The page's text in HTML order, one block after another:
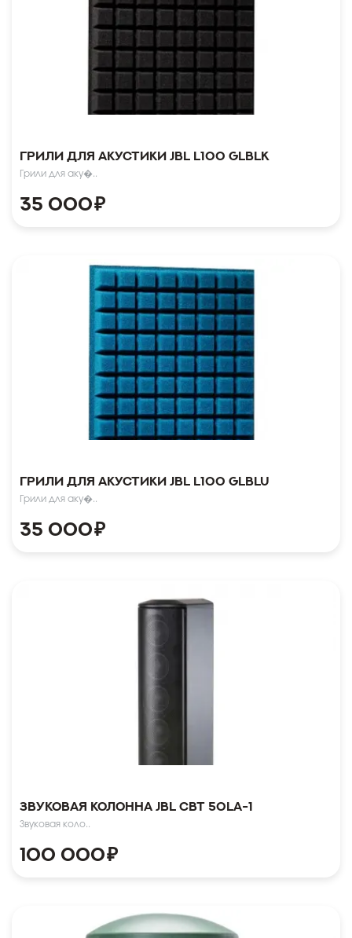
Грили для акустики JBL L100 GLBLK
Грили для аку�..
35 000₽
Грили для акустики JBL L100 GLBLU
Грили для аку�..
35 000₽
Звуковая колонна JBL CBT 50LA-1
Звуковая коло..
100 000₽